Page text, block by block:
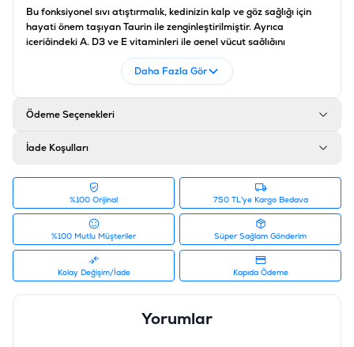
Bu fonksiyonel sıvı atıştırmalık, kedinizin kalp ve göz sağlığı için
hayati önem taşıyan Taurin ile zenginleştirilmiştir. Ayrıca
içeriğindeki A, D3 ve E vitaminleri ile genel vücut sağlığını
destekler. %85 nem oranı sayesinde özellikle az su tüketen
kedilerde hidrasyonu desteklemeye yardımcı olan
, düşük yağ oranıyla kedinizin formunu korurken
gıdaları arasındadır.
Besin Madde Bileşenleri
Ham Protein ≥ %9,5
Ham Yağ ≥ %2
Ham Lif ≤ %1
Daha Fazla Gör
Ödeme Seçenekleri
İade Koşulları
%100 Orijinal 750 TL'ye Kargo Bedava
%100 Mutlu Müşteriler Süper Sağlam Gönderim
Kolay Değişim/İade Kapıda Ödeme
Yorumlar